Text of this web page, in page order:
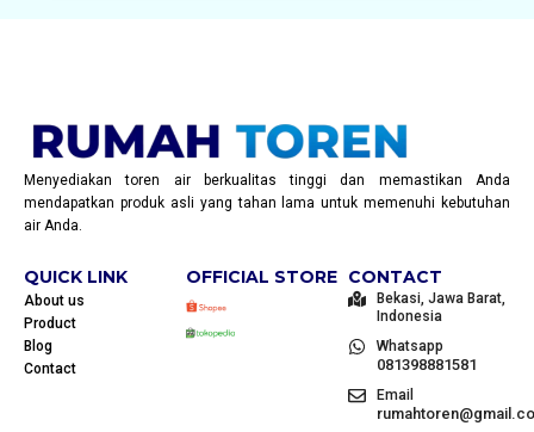
Menyediakan toren air berkualitas tinggi dan memastikan Anda
mendapatkan produk asli yang tahan lama untuk memenuhi kebutuhan
air Anda.
QUICK LINK
About us
Product
Blog
Contact
OFFICIAL STORE CONTACT
Bekasi, Jawa Barat,
Indonesia
Whatsapp
081398881581
Email